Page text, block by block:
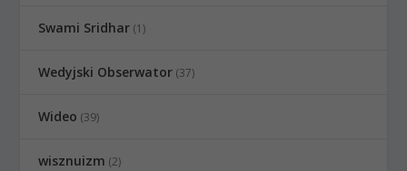
Swami Sridhar (1)
Wedyjski Obserwator (37)
Wideo (39)
wisznuizm (2)